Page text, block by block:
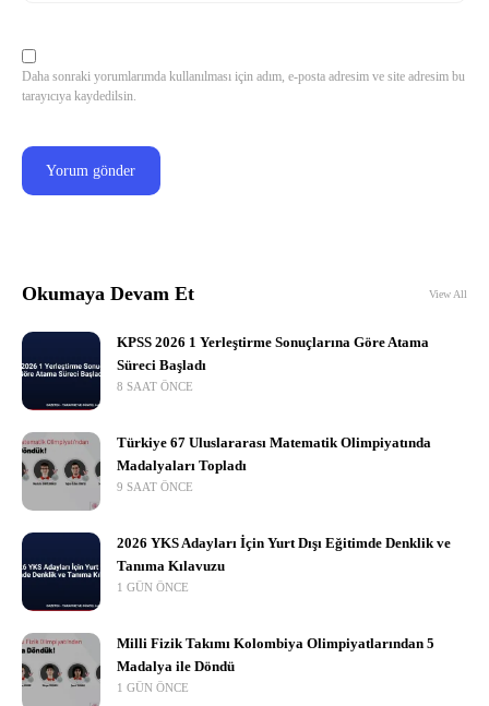
Daha sonraki yorumlarımda kullanılması için adım, e-posta adresim ve site adresim bu
tarayıcıya kaydedilsin.
Okumaya Devam Et View All
KPSS 2026 1 Yerleştirme Sonuçlarına Göre Atama
Süreci Başladı
8 SAAT ÖNCE
Türkiye 67 Uluslararası Matematik Olimpiyatında
Madalyaları Topladı
9 SAAT ÖNCE
2026 YKS Adayları İçin Yurt Dışı Eğitimde Denklik ve
Tanıma Kılavuzu
1 GÜN ÖNCE
Milli Fizik Takımı Kolombiya Olimpiyatlarından 5
Madalya ile Döndü
1 GÜN ÖNCE